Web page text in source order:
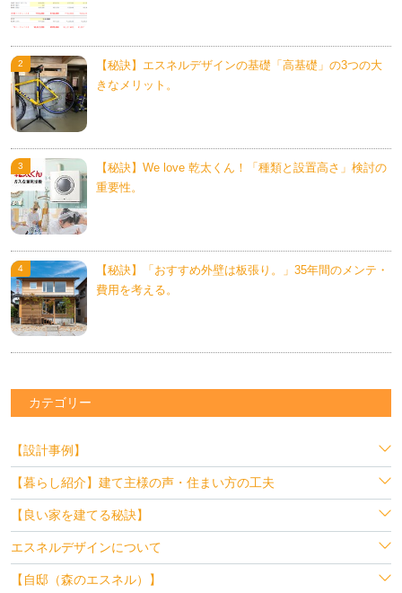
【秘訣】エスネルデザインの基礎「高基礎」の3つの大
きなメリット。
【秘訣】We love 乾太くん！「種類と設置高さ」検討の
重要性。
【秘訣】「おすすめ外壁は板張り。」35年間のメンテ・
費用を考える。
カテゴリー
【設計事例】
【暮らし紹介】建て主様の声・住まい方の工夫
【良い家を建てる秘訣】
エスネルデザインについて
【自邸（森のエスネル）】